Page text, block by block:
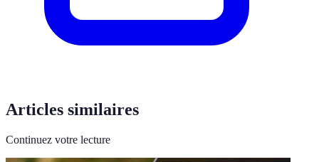
Articles similaires
Continuez votre lecture